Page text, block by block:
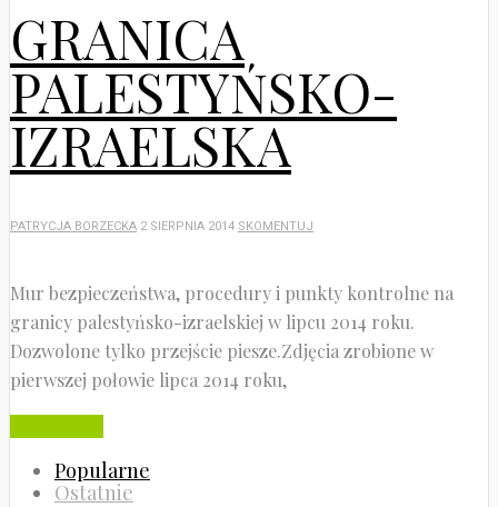
GRANICA
PALESTYŃSKO-
IZRAELSKA
PATRYCJA BORZECKA 2 SIERPNIA 2014 SKOMENTUJ
Mur bezpieczeństwa, procedury i punkty kontrolne na
granicy palestyńsko-izraelskiej w lipcu 2014 roku.
Dozwolone tylko przejście piesze.Zdjęcia zrobione w
pierwszej połowie lipca 2014 roku,
Popularne
Ostatnie